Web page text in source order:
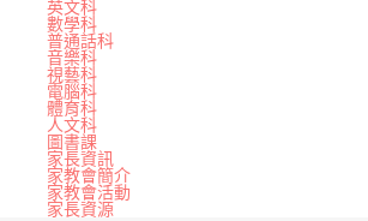
英文科
數學科
普通話科
音樂科
視藝科
電腦科
體育科
人文科
圖書課
家長資訊
家教會簡介
家教會活動
家長資源